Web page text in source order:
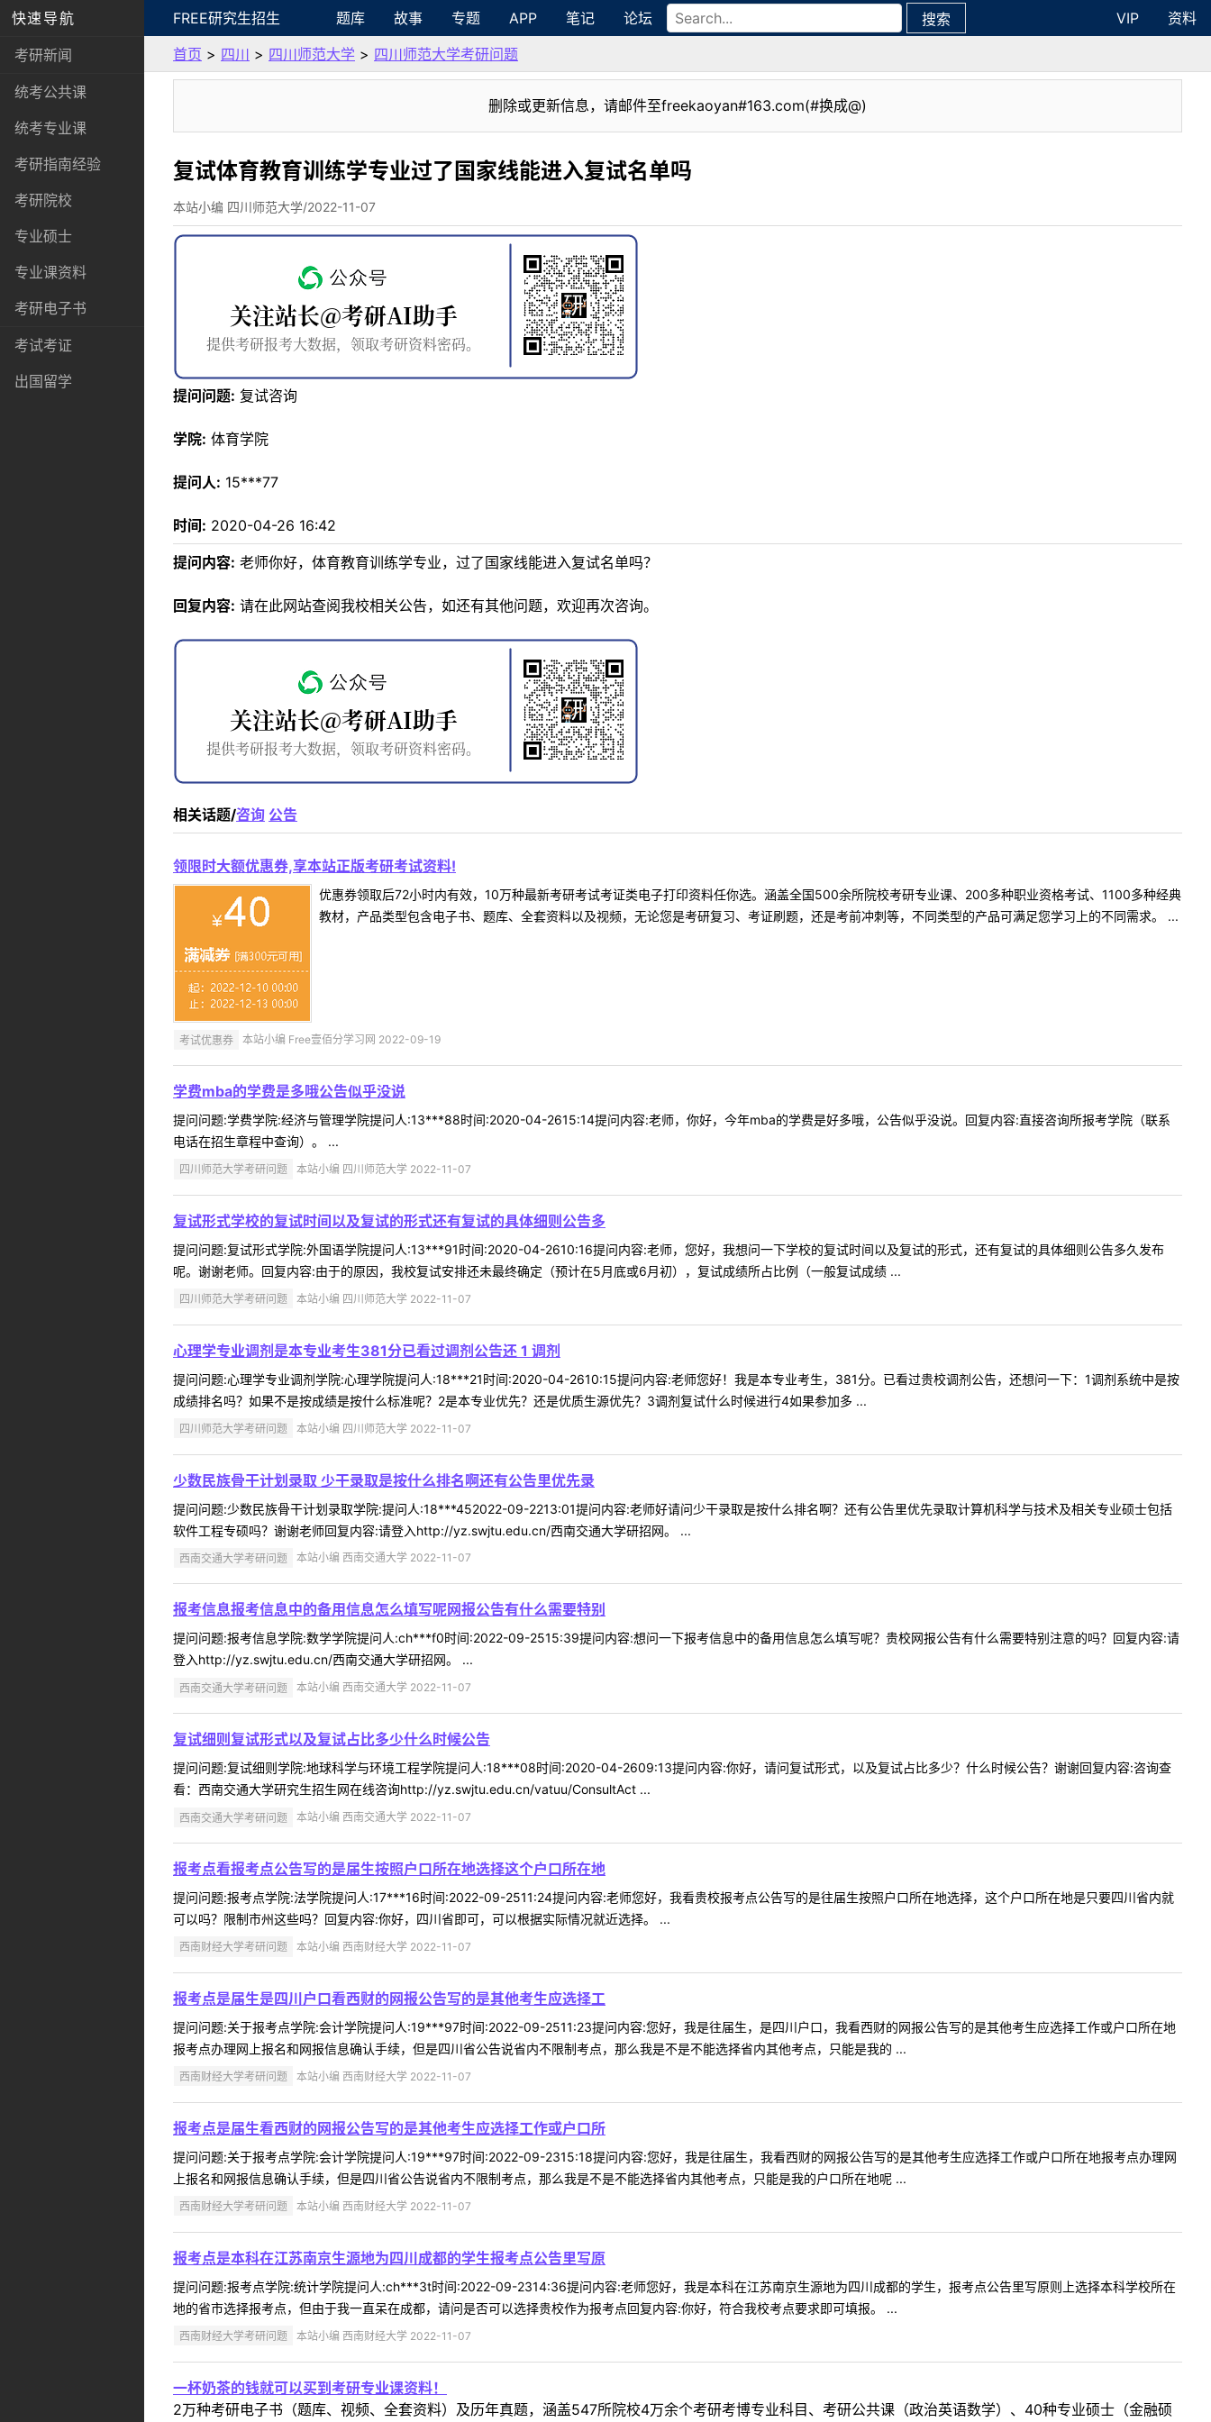
快速导航
考研新闻
统考公共课
统考专业课
考研指南经验
考研院校
专业硕士
专业课资料
考研电子书
考试考证
出国留学
FREE研究生招生 题库 故事 专题 APP 笔记 论坛 搜索 VIP
资料
首页 > 四川 > 四川师范大学 > 四川师范大学考研问题
删除或更新信息，请邮件至freekaoyan#163.com(#换成@)
复试体育教育训练学专业过了国家线能进入复试名单吗
本站小编 四川师范大学/2022-11-07
提问问题: 复试咨询
学院: 体育学院
提问人: 15***77
时间: 2020-04-26 16:42
提问内容: 老师你好，体育教育训练学专业，过了国家线能进入复试名单吗？
回复内容: 请在此网站查阅我校相关公告，如还有其他问题，欢迎再次咨询。
相关话题/咨询 公告
领限时大额优惠券,享本站正版考研考试资料!
优惠券领取后72小时内有效，10万种最新考研考试考证类电子打印资料任你选。涵盖全国500余所院校考研专业课、200多种职业资格考试、1100多种经典
教材，产品类型包含电子书、题库、全套资料以及视频，无论您是考研复习、考证刷题，还是考前冲刺等，不同类型的产品可满足您学习上的不同需求。 ...
考试优惠券 本站小编 Free壹佰分学习网 2022-09-19
学费mba的学费是多哦公告似乎没说
提问问题:学费学院:经济与管理学院提问人:13***88时间:2020-04-2615:14提问内容:老师，你好，今年mba的学费是好多哦，公告似乎没说。回复内容:直接咨询所报考学院（联系
电话在招生章程中查询）。 ...
四川师范大学考研问题 本站小编 四川师范大学 2022-11-07
复试形式学校的复试时间以及复试的形式还有复试的具体细则公告多
提问问题:复试形式学院:外国语学院提问人:13***91时间:2020-04-2610:16提问内容:老师，您好，我想问一下学校的复试时间以及复试的形式，还有复试的具体细则公告多久发布
呢。谢谢老师。回复内容:由于的原因，我校复试安排还未最终确定（预计在5月底或6月初），复试成绩所占比例（一般复试成绩 ...
四川师范大学考研问题 本站小编 四川师范大学 2022-11-07
心理学专业调剂是本专业考生381分已看过调剂公告还 1 调剂
提问问题:心理学专业调剂学院:心理学院提问人:18***21时间:2020-04-2610:15提问内容:老师您好！我是本专业考生，381分。已看过贵校调剂公告，还想问一下：1调剂系统中是按
成绩排名吗？如果不是按成绩是按什么标准呢？2是本专业优先？还是优质生源优先？3调剂复试什么时候进行4如果参加多 ...
四川师范大学考研问题 本站小编 四川师范大学 2022-11-07
少数民族骨干计划录取 少干录取是按什么排名啊还有公告里优先录
提问问题:少数民族骨干计划录取学院:提问人:18***452022-09-2213:01提问内容:老师好请问少干录取是按什么排名啊？还有公告里优先录取计算机科学与技术及相关专业硕士包括
软件工程专硕吗？谢谢老师回复内容:请登入http://yz.swjtu.edu.cn/西南交通大学研招网。 ...
西南交通大学考研问题 本站小编 西南交通大学 2022-11-07
报考信息报考信息中的备用信息怎么填写呢网报公告有什么需要特别
提问问题:报考信息学院:数学学院提问人:ch***f0时间:2022-09-2515:39提问内容:想问一下报考信息中的备用信息怎么填写呢？贵校网报公告有什么需要特别注意的吗？回复内容:请
登入http://yz.swjtu.edu.cn/西南交通大学研招网。 ...
西南交通大学考研问题 本站小编 西南交通大学 2022-11-07
复试细则复试形式以及复试占比多少什么时候公告
提问问题:复试细则学院:地球科学与环境工程学院提问人:18***08时间:2020-04-2609:13提问内容:你好，请问复试形式，以及复试占比多少？什么时候公告？谢谢回复内容:咨询查
看：西南交通大学研究生招生网在线咨询http://yz.swjtu.edu.cn/vatuu/ConsultAct ...
西南交通大学考研问题 本站小编 西南交通大学 2022-11-07
报考点看报考点公告写的是届生按照户口所在地选择这个户口所在地
提问问题:报考点学院:法学院提问人:17***16时间:2022-09-2511:24提问内容:老师您好，我看贵校报考点公告写的是往届生按照户口所在地选择，这个户口所在地是只要四川省内就
可以吗？限制市州这些吗？回复内容:你好，四川省即可，可以根据实际情况就近选择。 ...
西南财经大学考研问题 本站小编 西南财经大学 2022-11-07
报考点是届生是四川户口看西财的网报公告写的是其他考生应选择工
提问问题:关于报考点学院:会计学院提问人:19***97时间:2022-09-2511:23提问内容:您好，我是往届生，是四川户口，我看西财的网报公告写的是其他考生应选择工作或户口所在地
报考点办理网上报名和网报信息确认手续，但是四川省公告说省内不限制考点，那么我是不是不能选择省内其他考点，只能是我的 ...
西南财经大学考研问题 本站小编 西南财经大学 2022-11-07
报考点是届生看西财的网报公告写的是其他考生应选择工作或户口所
提问问题:关于报考点学院:会计学院提问人:19***97时间:2022-09-2315:18提问内容:您好，我是往届生，我看西财的网报公告写的是其他考生应选择工作或户口所在地报考点办理网
上报名和网报信息确认手续，但是四川省公告说省内不限制考点，那么我是不是不能选择省内其他考点，只能是我的户口所在地呢 ...
西南财经大学考研问题 本站小编 西南财经大学 2022-11-07
报考点是本科在江苏南京生源地为四川成都的学生报考点公告里写原
提问问题:报考点学院:统计学院提问人:ch***3t时间:2022-09-2314:36提问内容:老师您好，我是本科在江苏南京生源地为四川成都的学生，报考点公告里写原则上选择本科学校所在
地的省市选择报考点，但由于我一直呆在成都，请问是否可以选择贵校作为报考点回复内容:你好，符合我校考点要求即可填报。 ...
西南财经大学考研问题 本站小编 西南财经大学 2022-11-07
一杯奶茶的钱就可以买到考研专业课资料！
2万种考研电子书（题库、视频、全套资料）及历年真题，涵盖547所院校4万余个考研考博专业科目、考研公共课（政治英语数学）、40种专业硕士（金融硕